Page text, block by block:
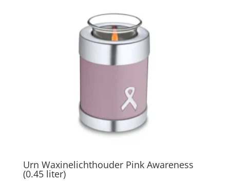
Urn Waxinelichthouder Pink Awareness
(0.45 liter)